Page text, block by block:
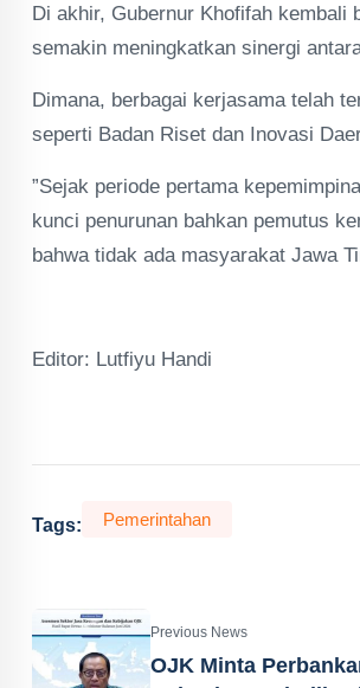
Di akhir, Gubernur Khofifah kembali
semakin meningkatkan sinergi
Dimana, berbagai kerjasama telah
seperti Badan Riset dan Inovasi
”Sejak periode pertama
kunci penurunan bahkan pemutus
bahwa tidak ada masyarakat Jawa
Editor: Lutfiyu Handi
Tags: Pemerintahan
Previous News
OJK Minta